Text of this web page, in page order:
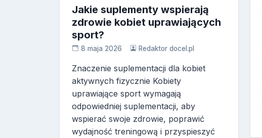
Jakie suplementy wspierają
zdrowie kobiet uprawiających
sport?
8 maja 2026 Redaktor docel.pl
Znaczenie suplementacji dla kobiet
aktywnych fizycznie Kobiety
uprawiające sport wymagają
odpowiedniej suplementacji, aby
wspierać swoje zdrowie, poprawić
wydajność treningową i przyspieszyć